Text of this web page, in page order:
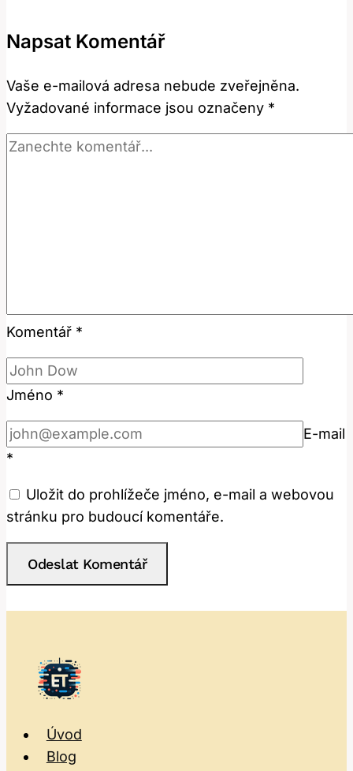
používat
češtině?
Napsat Komentář
Vaše e-mailová adresa nebude zveřejněna.
Vyžadované informace jsou označeny *
Komentář *
Jméno *
E-mail
*
Uložit do prohlížeče jméno, e-mail a webovou
stránku pro budoucí komentáře.
Úvod
Blog